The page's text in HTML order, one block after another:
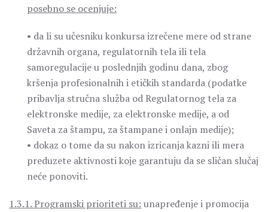
posebno se ocenjuje:
• da li su učesniku konkursa izrečene mere od strane
državnih organa, regulatornih tela ili tela
samoregulacije u poslednjih godinu dana, zbog
kršenja profesionalnih i etičkih standarda (podatke
pribavlja stručna služba od Regulatornog tela za
elektronske medije, za elektronske medije, a od
Saveta za štampu, za štampane i onlajn medije);
• dokaz o tome da su nakon izricanja kazni ili mera
preduzete aktivnosti koje garantuju da se sličan slučaj
neće ponoviti.
1.3.1. Programski prioriteti su: unapređenje i promocija